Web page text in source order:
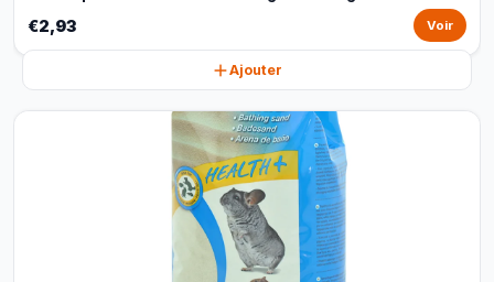
€2,93 Voir
Ajouter